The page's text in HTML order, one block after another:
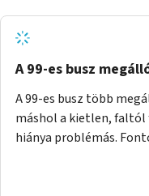
A 99-es busz
A 99-es busz több
máshol a kietlen,
hiánya problémás.